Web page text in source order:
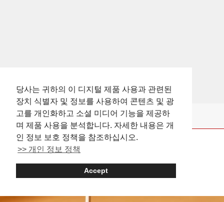
당사는 귀하의 이 디지털 제품 사용과 관련된
장치 식별자 및 정보를 사용하여 콘텐츠 및 광
고를 개인화하고 소셜 미디어 기능을 제공하
며 제품 사용을 분석합니다. 자세한 내용은 개
인 정보 보호 정책을 참조하십시오.
>> 개인 정보 정책
Accept
Shibuya: Where to Eat